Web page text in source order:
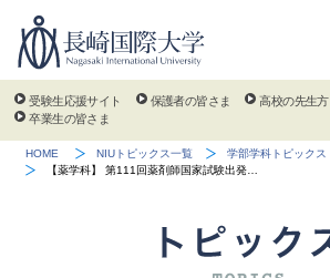
受験生応援サイト 保護者の皆さま 高校の先生方
卒業生の皆さま
HOME NIUトピックス一覧
学部学科トピックス
【薬学科】 第111回薬剤師国家試験出発…